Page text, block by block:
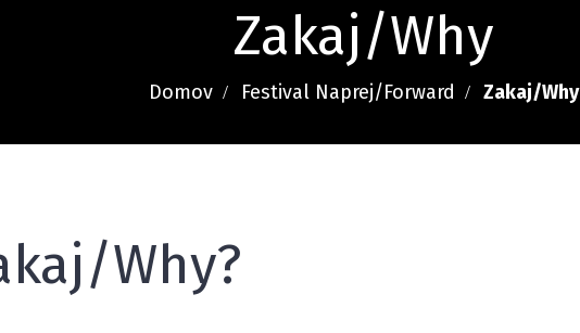
Zakaj/Why
Domov Festival Naprej/Forward Zakaj/Why
Why?